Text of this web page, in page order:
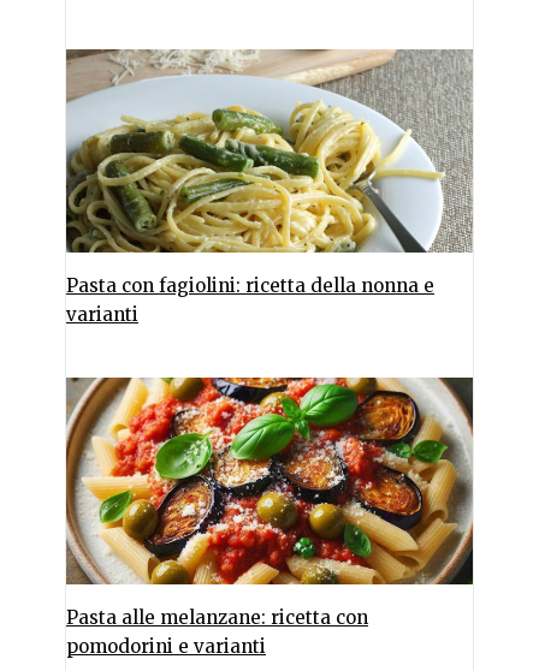
Pasta con fagiolini: ricetta della nonna e
varianti
Pasta alle melanzane: ricetta con
pomodorini e varianti